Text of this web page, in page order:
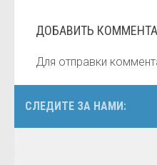
ДОБАВИТЬ
Для отправки
СЛЕДИТЕ ЗА НАМИ: